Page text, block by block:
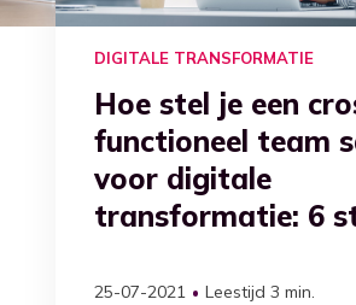
DIGITALE TRANSFORMATIE
Hoe stel je een
functioneel team
voor digitale
transformatie: 6
25-07-2021 Leestijd 3 min.